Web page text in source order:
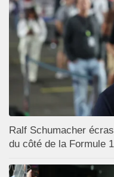
Ralf Schumacher
du côté de la Formule